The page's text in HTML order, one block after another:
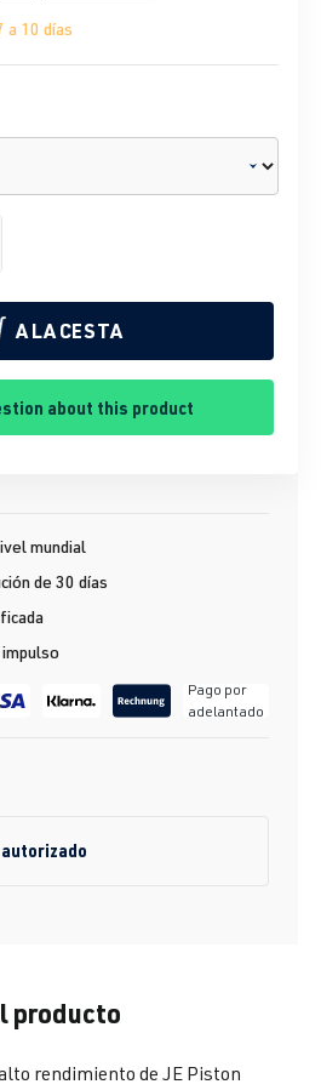
a 10 días
A LA CESTA
about this product
mundial
de 30 días
Pago por
adelantado
producto
rendimiento de JE Piston